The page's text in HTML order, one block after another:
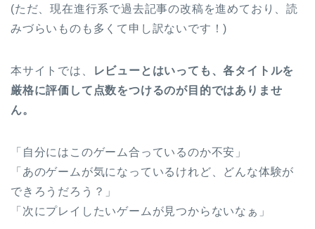
(ただ、現在進行系で過去記事の改稿を進めており、読
みづらいものも多くて申し訳ないです！)
本サイトでは、
レビューとはいっても、各タイトルを
厳格に評価して点数をつけるのが目的ではありませ
ん。
「自分にはこのゲーム合っているのか不安」
「あのゲームが気になっているけれど、どんな体験が
できろうだろう？」
「次にプレイしたいゲームが見つからないなぁ」